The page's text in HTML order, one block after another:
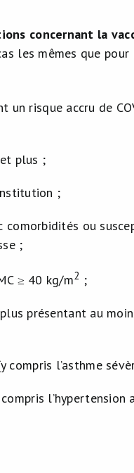
concernant la
les mêmes que
un risque accru de
plus ;
;
comorbidités ou
;
≥ 40 kg/m2 ;
présentant au
compris l’asthme
compris